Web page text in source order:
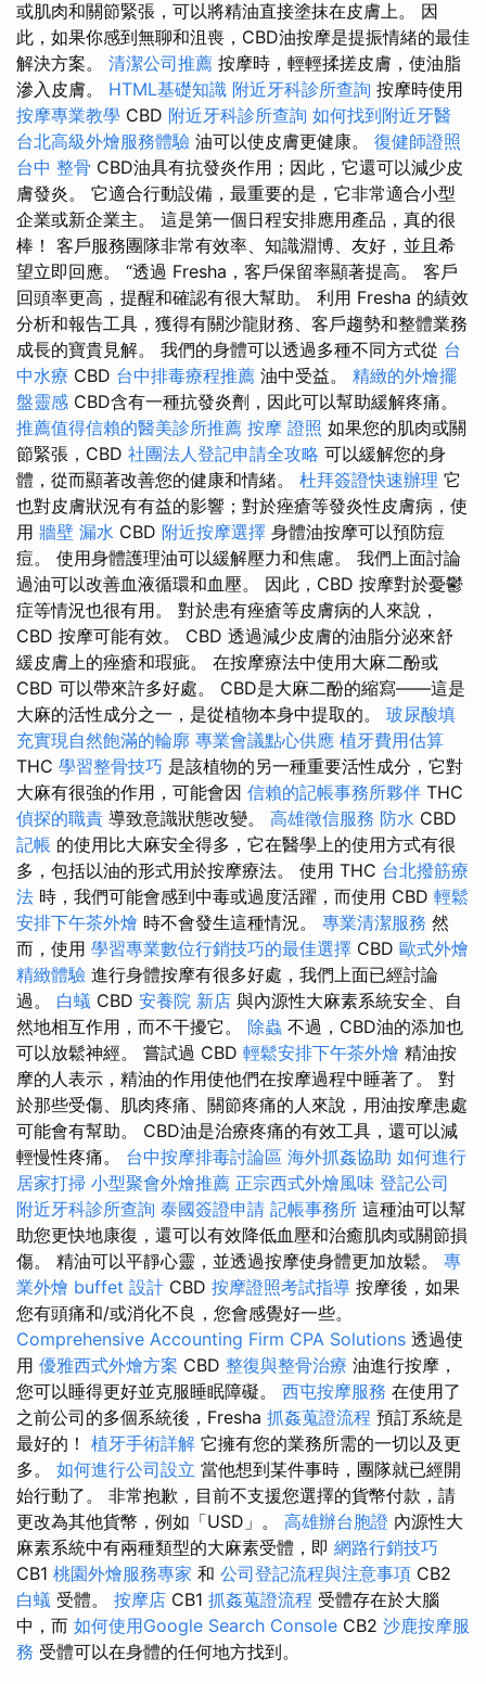
或肌肉和關節緊張，可以將精油直接塗抹在皮膚上。 因
此，如果你感到無聊和沮喪，CBD油按摩是提振情緒的最佳
解決方案。 清潔公司推薦 按摩時，輕輕揉搓皮膚，使油脂
滲入皮膚。 HTML基礎知識 附近牙科診所查詢 按摩時使用
按摩專業教學 CBD 附近牙科診所查詢 如何找到附近牙醫
台北高級外燴服務體驗 油可以使皮膚更健康。 復健師證照
台中 整骨 CBD油具有抗發炎作用；因此，它還可以減少皮
膚發炎。 它適合行動設備，最重要的是，它非常適合小型
企業或新企業主。 這是第一個日程安排應用產品，真的很
棒！ 客戶服務團隊非常有效率、知識淵博、友好，並且希
望立即回應。 “透過 Fresha，客戶保留率顯著提高。 客戶
回頭率更高，提醒和確認有很大幫助。 利用 Fresha 的績效
分析和報告工具，獲得有關沙龍財務、客戶趨勢和整體業務
成長的寶貴見解。 我們的身體可以透過多種不同方式從 台
中水療 CBD 台中排毒療程推薦 油中受益。 精緻的外燴擺
盤靈感 CBD含有一種抗發炎劑，因此可以幫助緩解疼痛。
推薦值得信賴的醫美診所推薦 按摩 證照 如果您的肌肉或關
節緊張，CBD 社團法人登記申請全攻略 可以緩解您的身
體，從而顯著改善您的健康和情緒。 杜拜簽證快速辦理 它
也對皮膚狀況有有益的影響；對於痤瘡等發炎性皮膚病，使
用 牆壁 漏水 CBD 附近按摩選擇 身體油按摩可以預防痘
痘。 使用身體護理油可以緩解壓力和焦慮。 我們上面討論
過油可以改善血液循環和血壓。 因此，CBD 按摩對於憂鬱
症等情況也很有用。 對於患有痤瘡等皮膚病的人來說，
CBD 按摩可能有效。 CBD 透過減少皮膚的油脂分泌來舒
緩皮膚上的痤瘡和瑕疵。 在按摩療法中使用大麻二酚或
CBD 可以帶來許多好處。 CBD是大麻二酚的縮寫——這是
大麻的活性成分之一，是從植物本身中提取的。 玻尿酸填
充實現自然飽滿的輪廓 專業會議點心供應 植牙費用估算
THC 學習整骨技巧 是該植物的另一種重要活性成分，它對
大麻有很強的作用，可能會因 信賴的記帳事務所夥伴 THC
偵探的職責 導致意識狀態改變。 高雄徵信服務 防水 CBD
記帳 的使用比大麻安全得多，它在醫學上的使用方式有很
多，包括以油的形式用於按摩療法。 使用 THC 台北撥筋療
法 時，我們可能會感到中毒或過度活躍，而使用 CBD 輕鬆
安排下午茶外燴 時不會發生這種情況。 專業清潔服務 然
而，使用 學習專業數位行銷技巧的最佳選擇 CBD 歐式外燴
精緻體驗 進行身體按摩有很多好處，我們上面已經討論
過。 白蟻 CBD 安養院 新店 與內源性大麻素系統安全、自
然地相互作用，而不干擾它。 除蟲 不過，CBD油的添加也
可以放鬆神經。 嘗試過 CBD 輕鬆安排下午茶外燴 精油按
摩的人表示，精油的作用使他們在按摩過程中睡著了。 對
於那些受傷、肌肉疼痛、關節疼痛的人來說，用油按摩患處
可能會有幫助。 CBD油是治療疼痛的有效工具，還可以減
輕慢性疼痛。 台中按摩排毒討論區 海外抓姦協助 如何進行
居家打掃 小型聚會外燴推薦 正宗西式外燴風味 登記公司
附近牙科診所查詢 泰國簽證申請 記帳事務所 這種油可以幫
助您更快地康復，還可以有效降低血壓和治癒肌肉或關節損
傷。 精油可以平靜心靈，並透過按摩使身體更加放鬆。 專
業外燴 buffet 設計 CBD 按摩證照考試指導 按摩後，如果
您有頭痛和/或消化不良，您會感覺好一些。
Comprehensive Accounting Firm CPA Solutions 透過使
用 優雅西式外燴方案 CBD 整復與整骨治療 油進行按摩，
您可以睡得更好並克服睡眠障礙。 西屯按摩服務 在使用了
之前公司的多個系統後，Fresha 抓姦蒐證流程 預訂系統是
最好的！ 植牙手術詳解 它擁有您的業務所需的一切以及更
多。 如何進行公司設立 當他想到某件事時，團隊就已經開
始行動了。 非常抱歉，目前不支援您選擇的貨幣付款，請
更改為其他貨幣，例如「USD」。 高雄辦台胞證 內源性大
麻素系統中有兩種類型的大麻素受體，即 網路行銷技巧
CB1 桃園外燴服務專家 和 公司登記流程與注意事項 CB2
白蟻 受體。 按摩店 CB1 抓姦蒐證流程 受體存在於大腦
中，而 如何使用Google Search Console CB2 沙鹿按摩服
務 受體可以在身體的任何地方找到。